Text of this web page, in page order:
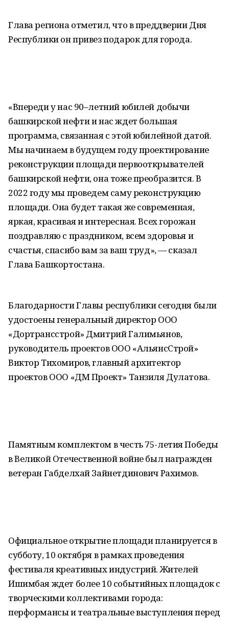
Глава региона отметил, что в преддверии Дня
Республики он привез подарок для города.
«Впереди у нас 90–летний юбилей добычи
башкирской нефти и нас ждет большая
программа, связанная с этой юбилейной датой.
Мы начинаем в будущем году проектирование
реконструкции площади первооткрывателей
башкирской нефти, она тоже преобразится. В
2022 году мы проведем саму реконструкцию
площади. Она будет такая же современная,
яркая, красивая и интересная. Всех горожан
поздравляю с праздником, всем здоровья и
счастья, спасибо вам за ваш труд», — сказал
Глава Башкортостана.
Благодарности Главы республики сегодня были
удостоены генеральный директор ООО
«Дортрансстрой» Дмитрий Галимьянов,
руководитель проектов ООО «АльянсСтрой»
Виктор Тихомиров, главный архитектор
проектов ООО «ДМ Проект» Танзиля Дулатова.
Памятным комплектом в честь 75-летия Победы
в Великой Отечественной войне был награжден
ветеран Габделхай Зайнетдинович Рахимов.
Официальное открытие площади планируется в
субботу, 10 октября в рамках проведения
фестиваля креативных индустрий. Жителей
Ишимбая ждет более 10 событийных площадок с
творческими коллективами города:
перформансы и театральные выступления перед